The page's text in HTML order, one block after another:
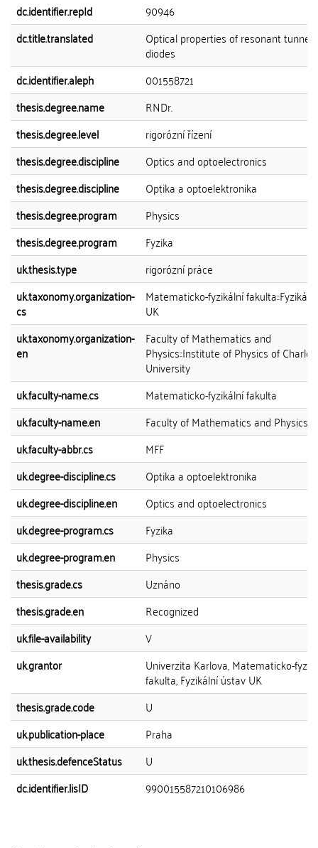
dc.identifier.repId
90946
dc.title.translated
Optical properties of resonant
diodes
dc.identifier.aleph
001558721
thesis.degree.name
RNDr.
thesis.degree.level
rigorózní řízení
thesis.degree.discipline
Optics and optoelectronics
thesis.degree.discipline
Optika a optoelektronika
thesis.degree.program
Physics
thesis.degree.program
Fyzika
uk.thesis.type
rigorózní práce
uk.taxonomy.organization-
cs
Matematicko-fyzikální
UK
uk.taxonomy.organization-
en
Faculty of Mathematics and
Physics::Institute of Physics of Charles
University
uk.faculty-name.cs
Matematicko-fyzikální fakulta
uk.faculty-name.en
Faculty of Mathematics and Physics
uk.faculty-abbr.cs
MFF
uk.degree-discipline.cs
Optika a optoelektronika
uk.degree-discipline.en
Optics and optoelectronics
uk.degree-program.cs
Fyzika
uk.degree-program.en
Physics
thesis.grade.cs
Uznáno
thesis.grade.en
Recognized
uk.file-availability
V
uk.grantor
Univerzita Karlova, Matematicko-
fakulta, Fyzikální ústav UK
thesis.grade.code
U
uk.publication-place
Praha
uk.thesis.defenceStatus
U
dc.identifier.lisID
990015587210106986